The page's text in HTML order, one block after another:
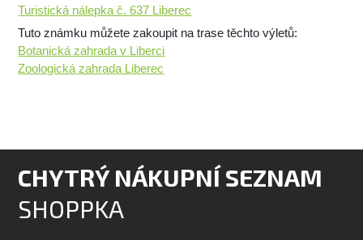
Turistická nálepka č. 637 Liberec
Tuto známku můžete zakoupit na trase těchto výletů:
Botanická zahrada v Liberci
Zoologická zahrada Liberec
CHYTRÝ NÁKUPNÍ SEZNAM
SHOPPKA